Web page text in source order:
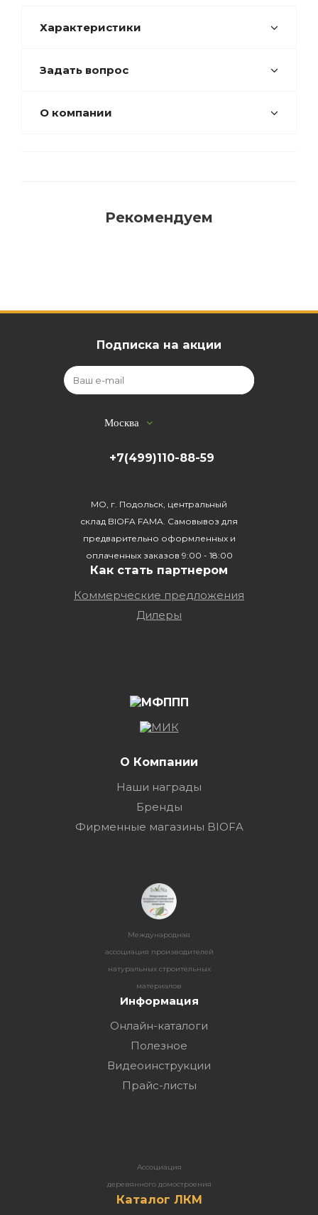
Характеристики
Задать вопрос
О компании
Рекомендуем
Подписка на акции
Москва
+7(499)110-88-59
МО, г. Подольск, центральный
склад BIOFA FAMA. Самовывоз для
предварительно оформленных и
оплаченных заказов 9:00 - 18:00
Как стать партнером
Коммерческие предложения
Дилеры
О Компании
Наши награды
Бренды
Фирменные магазины BIOFA
Международная
ассоциация производителей
натуральных строительных
материалов
Информация
Онлайн-каталоги
Полезное
Видеоинструкции
Прайс-листы
Ассоциация
деревянного домостроения
Каталог ЛКМ